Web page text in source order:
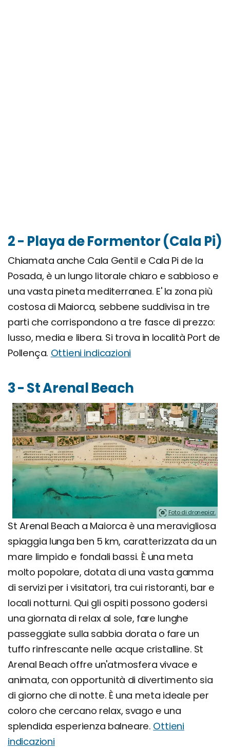
2 - Playa de Formentor (Cala Pi)
Chiamata anche Cala Gentil e Cala Pi de la
Posada, è un lungo litorale chiaro e sabbioso e
una vasta pineta mediterranea. E' la zona più
costosa di Maiorca, sebbene suddivisa in tre
parti che corrispondono a tre fasce di prezzo:
lusso, media e libera. Si trova in località Port de
Pollença. Ottieni indicazioni
3 - St Arenal Beach
Foto di dronepicr.
St Arenal Beach a Maiorca è una meravigliosa
spiaggia lunga ben 5 km, caratterizzata da un
mare limpido e fondali bassi. È una meta
molto popolare, dotata di una vasta gamma
di servizi per i visitatori, tra cui ristoranti, bar e
locali notturni. Qui gli ospiti possono godersi
una giornata di relax al sole, fare lunghe
passeggiate sulla sabbia dorata o fare un
tuffo rinfrescante nelle acque cristalline. St
Arenal Beach offre un'atmosfera vivace e
animata, con opportunità di divertimento sia
di giorno che di notte. È una meta ideale per
coloro che cercano relax, svago e una
splendida esperienza balneare. Ottieni
indicazioni